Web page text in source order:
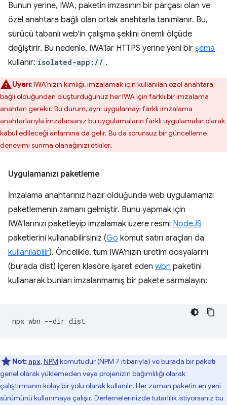
Bunun yerine, IWA, paketin imzasının bir parçası olan ve
özel anahtara bağlı olan ortak anahtarla tanımlanır. Bu,
sürücü tabanlı web'in çalışma şeklini önemli ölçüde
değiştirir. Bu nedenle, IWA'lar HTTPS yerine yeni bir şema
kullanır: isolated-app:// .
Uyarı:IWA'nızın kimliği, imzalamak için kullanılan özel anahtara
bağlı olduğundan oluşturduğunuz her IWA için farklı bir imzalama
anahtarı gerekir. Bu durum, aynı uygulamayı farklı imzalama
anahtarlarıyla imzalarsanız bu uygulamaların farklı uygulamalar olarak
kabul edileceği anlamına da gelir. Bu da sorunsuz bir güncelleme
deneyimi sunma olanağınızı etkiler.
Uygulamanızı paketleme
İmzalama anahtarınız hazır olduğunda web uygulamanızı
paketlemenin zamanı gelmiştir. Bunu yapmak için
IWA'larınızı paketleyip imzalamak üzere resmi NodeJS
paketlerini kullanabilirsiniz (Go komut satırı araçları da
kullanılabilir). Öncelikle, tüm IWA'nızın üretim dosyalarını
(burada dist) içeren klasöre işaret eden wbn paketini
kullanarak bunları imzalanmamış bir pakete sarmalayın:
npx wbn --dir
Not: npx,NPM komutudur (NPM 7 itibarıyla) ve burada bir paketi
genel olarak yüklemeden veya projenizin bağımlılığı olarak
çalıştırmanın kolay bir yolu olarak kullanılır. Her zaman paketin en yeni
sürümünü kullanmaya çalışır. Derlemelerinizde tutarlılık istiyorsanız bu